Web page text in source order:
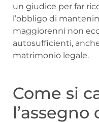
un giudice per far
l’obbligo di
maggiorenni non
autosufficienti,
matrimonio legale.
Come si
l’assegno